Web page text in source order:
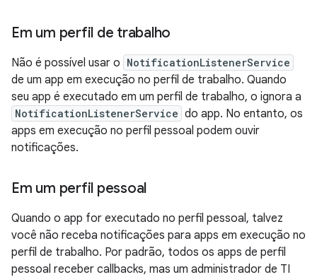
Em um perfil de trabalho
Não é possível usar o NotificationListenerService
de um app em execução no perfil de trabalho. Quando
seu app é executado em um perfil de trabalho, o ignora a
NotificationListenerService do app. No entanto, os
apps em execução no perfil pessoal podem ouvir
notificações.
Em um perfil pessoal
Quando o app for executado no perfil pessoal, talvez
você não receba notificações para apps em execução no
perfil de trabalho. Por padrão, todos os apps de perfil
pessoal receber callbacks, mas um administrador de TI